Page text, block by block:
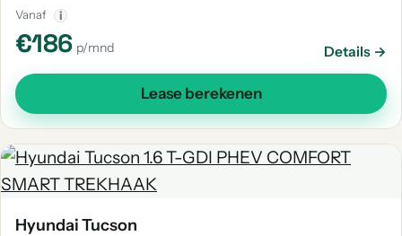
Vanaf i
€186 p/mnd Details →
Lease berekenen
Hyundai Tucson